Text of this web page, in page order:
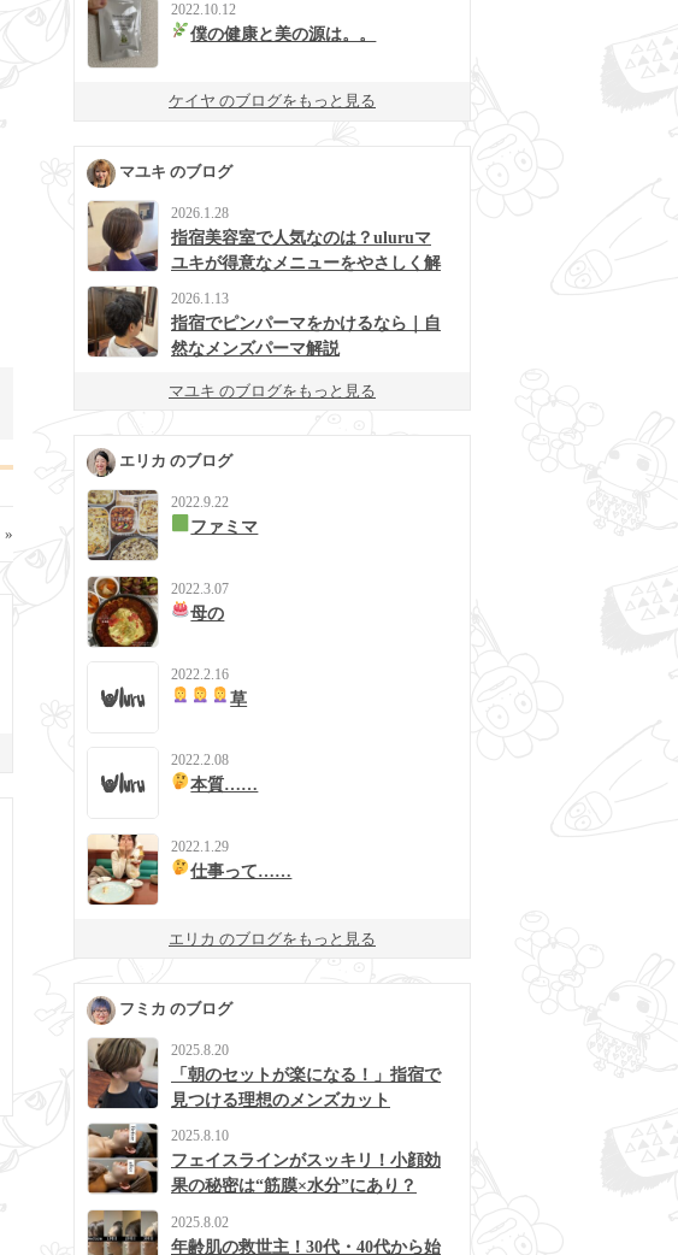
»
2022.10.12
僕の健康と美の源は。。
ケイヤ のブログをもっと見る
マユキ のブログ
2026.1.28
指宿美容室で人気なのは？uluruマ
ユキが得意なメニューをやさしく解
2026.1.13
指宿でピンパーマをかけるなら｜自
然なメンズパーマ解説
マユキ のブログをもっと見る
エリカ のブログ
2022.9.22
ファミマ
2022.3.07
母の
2022.2.16
草
2022.2.08
本質……
2022.1.29
仕事って……
エリカ のブログをもっと見る
フミカ のブログ
2025.8.20
「朝のセットが楽になる！」指宿で
見つける理想のメンズカット
2025.8.10
フェイスラインがスッキリ！小顔効
果の秘密は“筋膜×水分”にあり？
2025.8.02
年齢肌の救世主！30代・40代から始